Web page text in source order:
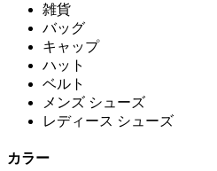
雑貨
バッグ
キャップ
ハット
ベルト
メンズ シューズ
レディース シューズ
カラー